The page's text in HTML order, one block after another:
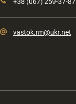
vastok.rm@ukr.net